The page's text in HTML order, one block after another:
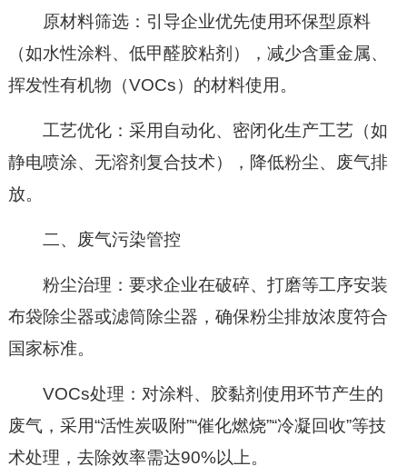
原材料筛选：引导企业优先使用环保型原料
（如水性涂料、低甲醛胶粘剂），减少含重金属、
挥发性有机物（VOCs）的材料使用。
工艺优化：采用自动化、密闭化生产工艺（如
静电喷涂、无溶剂复合技术），降低粉尘、废气排
放。
二、废气污染管控
粉尘治理：要求企业在破碎、打磨等工序安装
布袋除尘器或滤筒除尘器，确保粉尘排放浓度符合
国家标准。
VOCs处理：对涂料、胶黏剂使用环节产生的
废气，采用“活性炭吸附”“催化燃烧”“冷凝回收”等技
术处理，去除效率需达90%以上。